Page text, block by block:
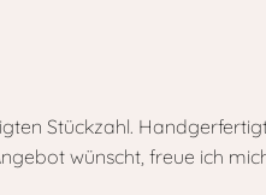
Stückzahl.
wünscht, freue ich